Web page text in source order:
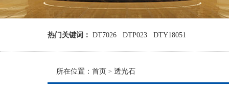
热门关键词： DT7026 DTP023 DTY18051
所在位置： 首页 > 透光石